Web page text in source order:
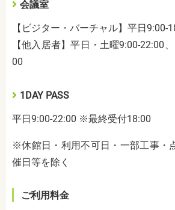
会議室
【ビジター・バーチャル】平日9:00-
【他入居者】平日・土曜9:00-22:00
00
1DAY PASS
平日9:00-22:00 ※最終受付18:00
※休館日・利用不可日・一部工事・
催日等を除く
ご利用料金